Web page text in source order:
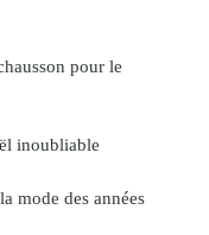
pour le
inoubliable
mode des années